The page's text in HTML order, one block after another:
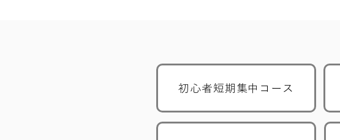
初心者短期集中コース